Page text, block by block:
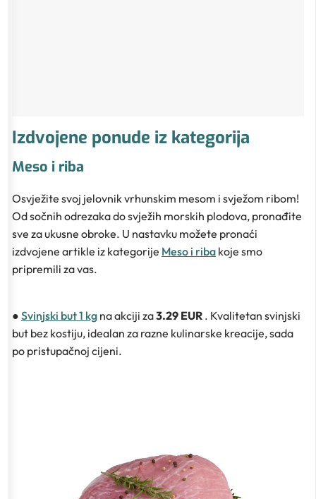
Izdvojene ponude iz kategorija
Meso i riba
Osvježite svoj jelovnik vrhunskim mesom i svježom ribom!
Od sočnih odrezaka do svježih morskih plodova, pronađite
sve za ukusne obroke. U nastavku možete pronaći
izdvojene artikle iz kategorije Meso i riba koje smo
pripremili za vas.
● Svinjski but 1 kg na akciji za3.29 EUR . Kvalitetan svinjski
but bez kostiju, idealan za razne kulinarske kreacije, sada
po pristupačnoj cijeni.